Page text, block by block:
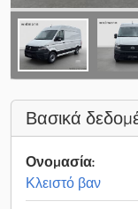
Βασικά
Ονομασία:
Κλειστό βαν